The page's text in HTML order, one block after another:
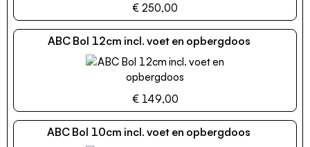
€ 250,00
ABC Bol 12cm incl. voet en opbergdoos
€ 149,00
ABC Bol 10cm incl. voet en opbergdoos